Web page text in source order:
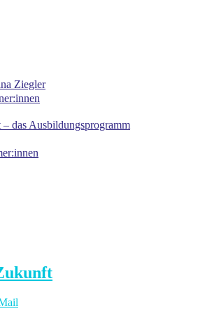
Ziegler
das Ausbildungsprogramm